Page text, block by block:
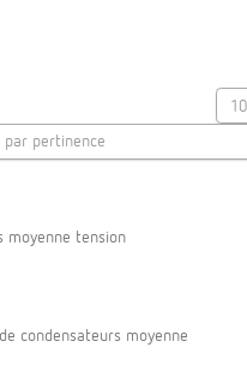
moyenne tension
condensateurs moyenne